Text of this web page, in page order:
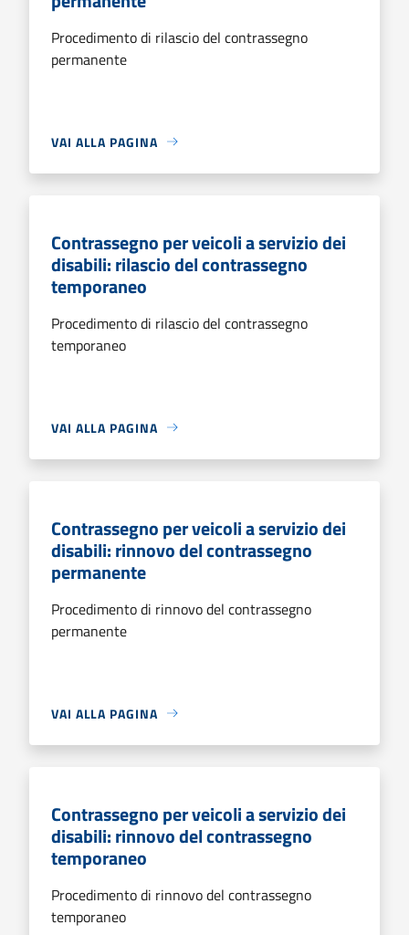
Procedimento di rilascio del contrassegno
permanente
VAI ALLA PAGINA
Contrassegno per veicoli a servizio dei
disabili: rilascio del contrassegno
temporaneo
Procedimento di rilascio del contrassegno
temporaneo
VAI ALLA PAGINA
Contrassegno per veicoli a servizio dei
disabili: rinnovo del contrassegno
permanente
Procedimento di rinnovo del contrassegno
permanente
VAI ALLA PAGINA
Contrassegno per veicoli a servizio dei
disabili: rinnovo del contrassegno
temporaneo
Procedimento di rinnovo del contrassegno
temporaneo